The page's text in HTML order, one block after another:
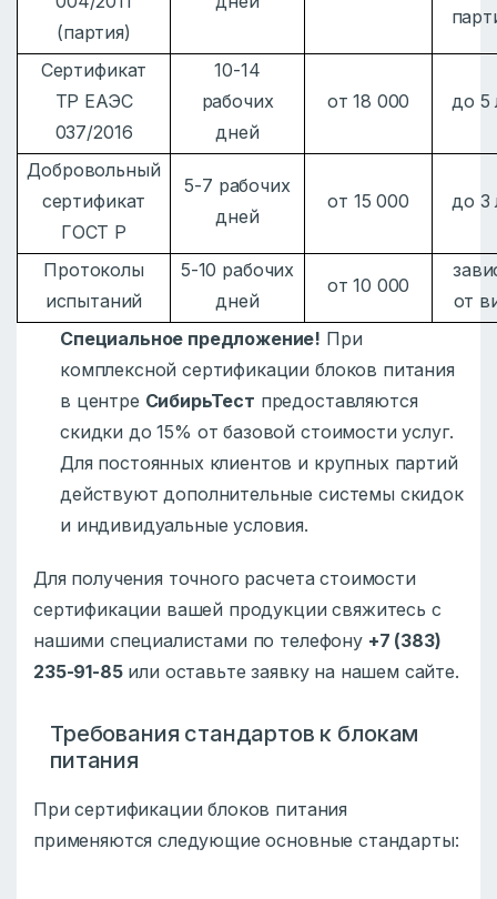
(партия)
Сертификат
ТР ЕАЭС
037/2016
10-14
рабочих
дней
от 18 000 до 5
Добровольный
сертификат
ГОСТ Р
5-7 рабочих
дней
от 15 000 до 3
Протоколы
испытаний
5-10 рабочих
дней
от 10 000
от
Специальное предложение! При
комплексной сертификации блоков питания
в центре СибирьТест предоставляются
скидки до 15% от базовой стоимости услуг.
Для постоянных клиентов и крупных партий
действуют дополнительные системы скидок
и индивидуальные условия.
Для получения точного расчета стоимости
сертификации вашей продукции свяжитесь с
нашими специалистами по телефону +7 (383)
235-91-85или оставьте заявку на нашем сайте.
Требования стандартов к блокам
питания
При сертификации блоков питания
применяются следующие основные стандарты: